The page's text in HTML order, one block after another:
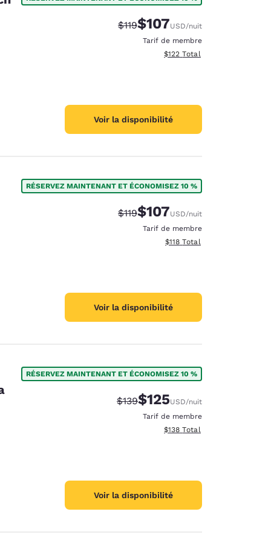
Tarif barré :
$119Tarif réduit :
$107USD/nuit
Tarif de membre
Afficher les détails totaux
$122 Total
Voir la disponibilité
RÉSERVEZ MAINTENANT ET ÉCONOMISEZ 10 %
Tarif barré :
$119Tarif réduit :
$107USD/nuit
Tarif de membre
Afficher les détails totaux
$118 Total
Voir la disponibilité
RÉSERVEZ MAINTENANT ET ÉCONOMISEZ 10 %
Tarif barré :
$139Tarif réduit :
$125USD/nuit
Tarif de membre
Afficher les détails totaux
$138 Total
Voir la disponibilité